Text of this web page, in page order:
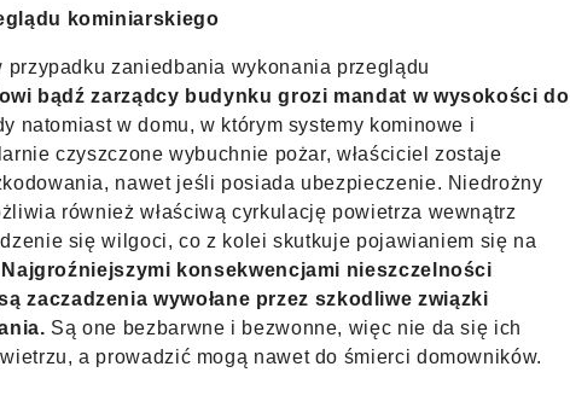
kominiarskiego
zaniedbania wykonania przeglądu
bądź zarządcy budynku grozi mandat w wysokości do
natomiast w domu, w którym systemy kominowe i
czyszczone wybuchnie pożar, właściciel zostaje
nawet jeśli posiada ubezpieczenie. Niedrożny
również właściwą cyrkulację powietrza wewnątrz
się wilgoci, co z kolei skutkuje pojawianiem się na
Najgroźniejszymi konsekwencjami nieszczelności
zaczadzenia wywołane przez szkodliwe związki
Są one bezbarwne i bezwonne, więc nie da się ich
a prowadzić mogą nawet do śmierci domowników.